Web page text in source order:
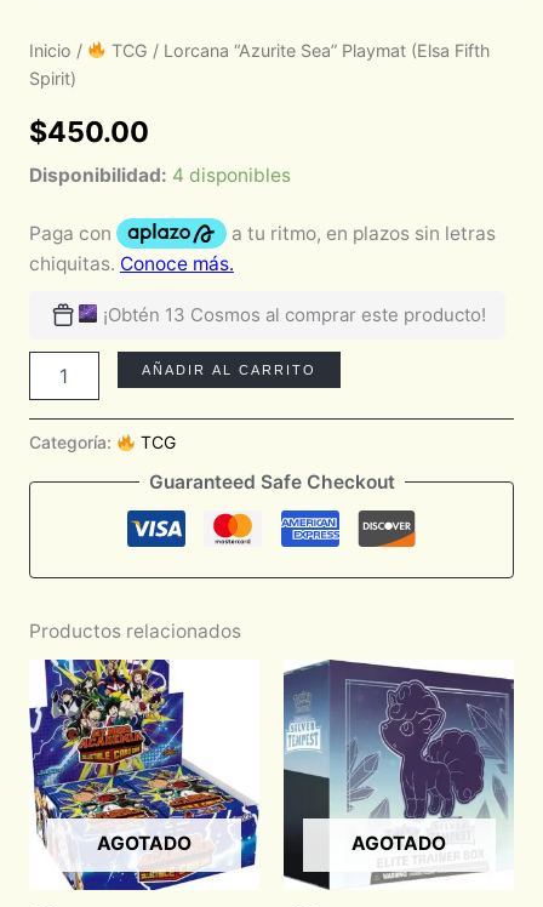
Inicio / TCG / Lorcana “Azurite Sea” Playmat (Elsa Fifth
Spirit)
$450.00
Disponibilidad: 4 disponibles
¡Obtén 13 Cosmos al comprar este producto!
AÑADIR AL CARRITO
Categoría: TCG
Guaranteed Safe Checkout
Productos relacionados
AGOTADO AGOTADO